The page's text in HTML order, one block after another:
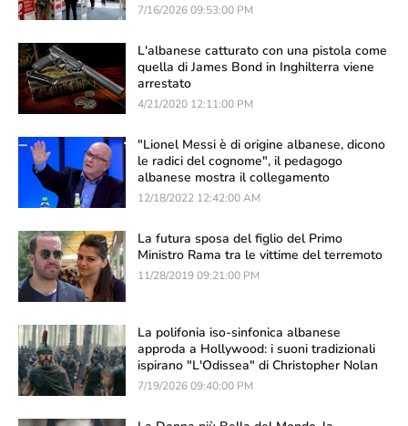
7/16/2026 09:53:00 PM
L'albanese catturato con una pistola come
quella di James Bond in Inghilterra viene
arrestato
4/21/2020 12:11:00 PM
"Lionel Messi è di origine albanese, dicono
le radici del cognome", il pedagogo
albanese mostra il collegamento
12/18/2022 12:42:00 AM
La futura sposa del figlio del Primo
Ministro Rama tra le vittime del terremoto
11/28/2019 09:21:00 PM
La polifonia iso-sinfonica albanese
approda a Hollywood: i suoni tradizionali
ispirano "L'Odissea" di Christopher Nolan
7/19/2026 09:40:00 PM